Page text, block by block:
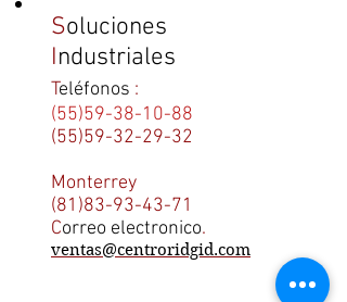
Soluciones
Industriales
Teléfonos :
(55)59-38-10-88
(55)59-32-29-32
Monterrey
(81)83-93-43-71
Correo electronico.
ventas@centroridgid.com